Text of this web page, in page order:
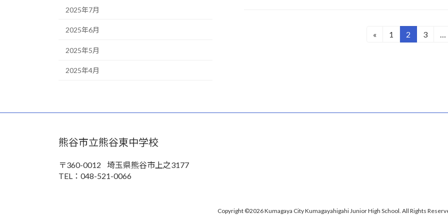
ー
«
固
1
固
2
固
3 …
2025年7月
2025年6月
2025年5月
2025年4月
熊谷市立熊谷東中学校
〒360-0012
埼玉県熊谷市上之3177
TEL：048-521-0066
Copyright ©2026 Kumagaya City Kumagayahigahi Junior High School. All Rights